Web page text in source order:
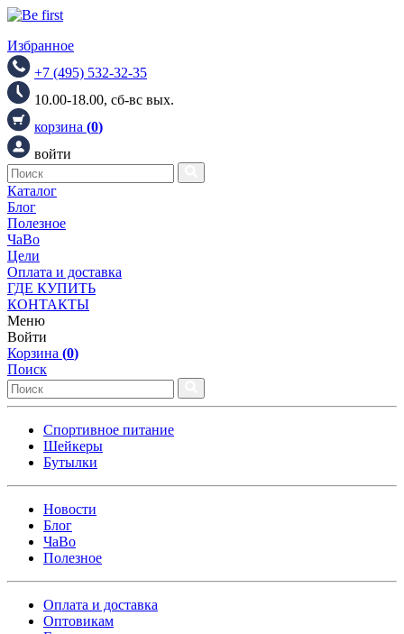
Избранное
+7 (495) 532-32-35
10.00-18.00, сб-вс вых.
корзина (0)
войти
Каталог
Блог
Полезное
ЧаВо
Цели
Оплата и доставка
ГДЕ КУПИТЬ
КОНТАКТЫ
Меню
Войти
Корзина (0)
Поиск
Спортивное питание
Шейкеры
Бутылки
Новости
Блог
ЧаВо
Полезное
Оплата и доставка
Оптовикам